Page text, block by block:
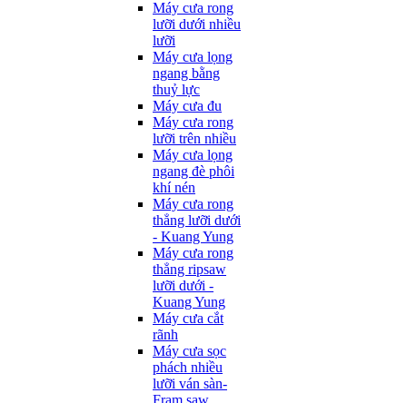
Máy cưa rong
lưỡi dưới nhiều
lưỡi
Máy cưa lọng
ngang bằng
thuỷ lực
Máy cưa đu
Máy cưa rong
lưỡi trên nhiều
Máy cưa lọng
ngang đè phôi
khí nén
Máy cưa rong
thẳng lưỡi dưới
- Kuang Yung
Máy cưa rong
thẳng ripsaw
lưỡi dưới -
Kuang Yung
Máy cưa cắt
rãnh
Máy cưa sọc
phách nhiều
lưỡi ván sàn-
Fram saw